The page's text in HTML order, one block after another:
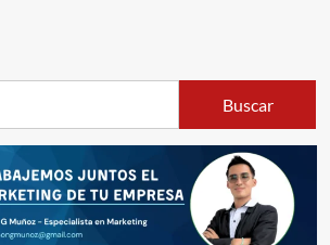
Buscar